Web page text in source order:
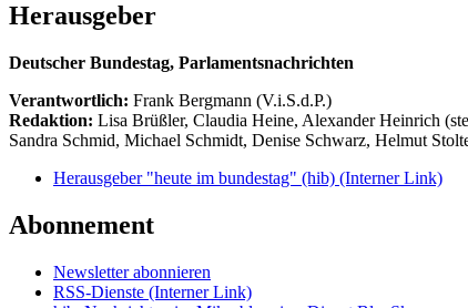
Herausgeber
Deutscher Bundestag, Parlamentsnachrichten
Verantwortlich: Frank Bergmann (V.i.S.d.P.)
Redaktion: Lisa Brüßler, Claudia Heine, Alexander Heinrich
Sandra Schmid, Michael Schmidt, Denise Schwarz, Helmut
Herausgeber "heute im bundestag" (hib) (Interner Link)
Abonnement
Newsletter abonnieren
RSS-Dienste (Interner Link)